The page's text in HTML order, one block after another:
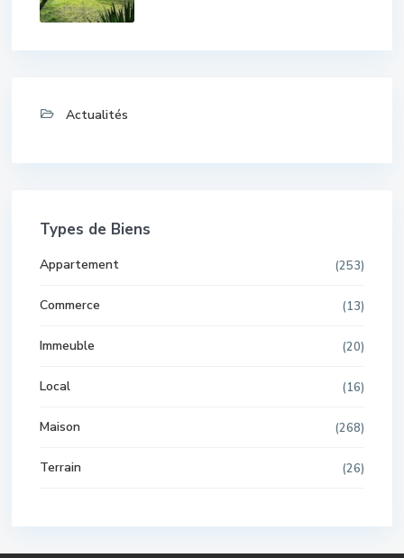
Actualités
Types de Biens
Appartement (253)
Commerce (13)
Immeuble (20)
Local (16)
Maison (268)
Terrain (26)